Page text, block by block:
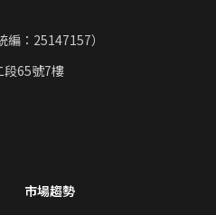
：25147157）
段65號7樓
市場趨勢